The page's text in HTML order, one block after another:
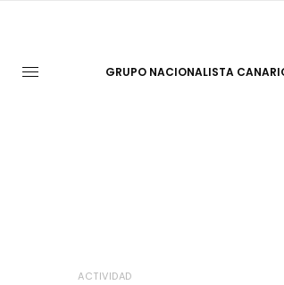
GRUPO NACIONALISTA
ACTIVIDAD